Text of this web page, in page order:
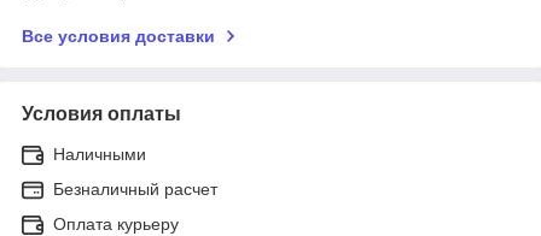
Все условия доставки
Условия оплаты
Наличными
Безналичный расчет
Оплата курьеру